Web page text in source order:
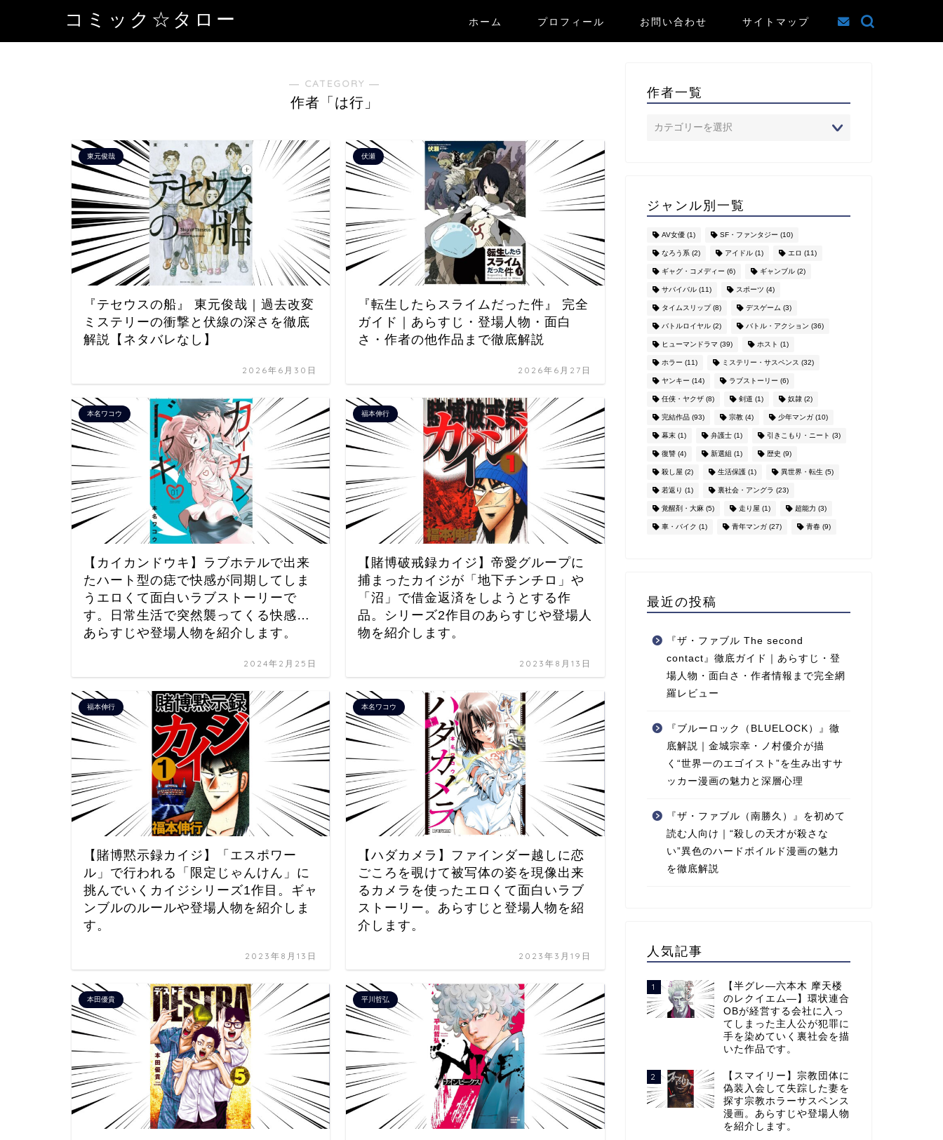
コミック☆タロー ホーム プロフィール お問い合わせ サイトマップ
― CATEGORY ―
作者「は行」
東元俊哉
『テセウスの船』 東元俊哉｜過去改変
ミステリーの衝撃と伏線の深さを徹底
解説【ネタバレなし】
2026年6月30日
伏瀬
『転生したらスライムだった件』 完全
ガイド｜あらすじ・登場人物・面白
さ・作者の他作品まで徹底解説
2026年6月27日
本名ワコウ
【カイカンドウキ】ラブホテルで出来
たハート型の痣で快感が同期してしま
うエロくて面白いラブストーリーで
す。日常生活で突然襲ってくる快感…
あらすじや登場人物を紹介します。
2024年2月25日
福本伸行
【賭博破戒録カイジ】帝愛グループに
捕まったカイジが「地下チンチロ」や
「沼」で借金返済をしようとする作
品。シリーズ2作目のあらすじや登場人
物を紹介します。
2023年8月13日
福本伸行
【賭博黙示録カイジ】「エスポワー
ル」で行われる「限定じゃんけん」に
挑んでいくカイジシリーズ1作目。ギャ
ンブルのルールや登場人物を紹介しま
す。
2023年8月13日
本名ワコウ
【ハダカメラ】ファインダー越しに恋
ごころを覗けて被写体の姿を現像出来
るカメラを使ったエロくて面白いラブ
ストーリー。あらすじと登場人物を紹
介します。
2023年3月19日
本田優貴 平川哲弘
作者一覧
ジャンル別一覧
AV女優(1) SF・ファンタジー (10)
なろう系(2) アイドル(1) エロ (11)
ギャグ・コメディー (6) ギャンブル(2)
サバイバル(11) スポーツ (4)
タイムスリップ(8) デスゲーム (3)
バトルロイヤル(2) バトル・アクション (36)
ヒューマンドラマ (39) ホスト (1)
ホラー (11) ミステリー・サスペンス (32)
ヤンキー (14) ラブストーリー (6)
任侠・ヤクザ(8) 剣道 (1) 奴隷(2)
完結作品(93) 宗教(4) 少年マンガ(10)
幕末(1) 弁護士(1) 引きこもり・ニート (3)
復讐(4) 新選組 (1) 歴史 (9)
殺し屋 (2) 生活保護(1) 異世界・転生 (5)
若返り (1) 裏社会・アングラ (23)
覚醒剤・大麻(5) 走り屋 (1) 超能力 (3)
車・バイク (1) 青年マンガ(27) 青春(9)
最近の投稿
『ザ・ファブル The second
contact』徹底ガイド｜あらすじ・登
場人物・面白さ・作者情報まで完全網
羅レビュー
『ブルーロック（BLUELOCK）』徹
底解説｜金城宗幸・ノ村優介が描
く“世界一のエゴイスト”を生み出すサ
ッカー漫画の魅力と深層心理
『ザ・ファブル（南勝久）』を初めて
読む人向け｜“殺しの天才が殺さな
い”異色のハードボイルド漫画の魅力
を徹底解説
人気記事
1
【半グレ―六本木 摩天楼
のレクイエム―】環状連合
OBが経営する会社に入っ
てしまった主人公が犯罪に
手を染めていく裏社会を描
いた作品です。
2
【スマイリー】宗教団体に
偽装入会して失踪した妻を
探す宗教ホラーサスペンス
漫画。あらすじや登場人物
を紹介します。